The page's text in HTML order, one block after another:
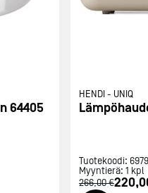
64405
HENDI - UNIQ
Tuotekoodi:
Myyntierä: 1 kpl
266,00 €